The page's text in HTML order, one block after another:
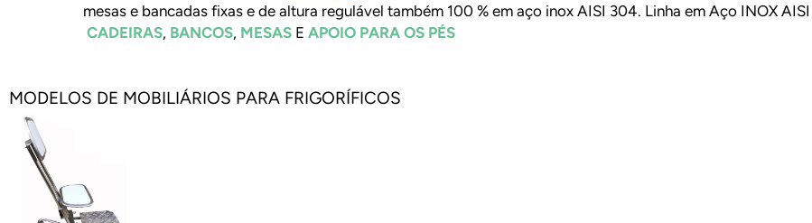
mesas e bancadas fixas e de altura regulável também 100 % em aço inox AISI 304. Linha em Aço INOX
CADEIRAS, BANCOS, MESAS E APOIO PARA OS PÉS
MODELOS DE MOBILIÁRIOS PARA FRIGORÍFICOS